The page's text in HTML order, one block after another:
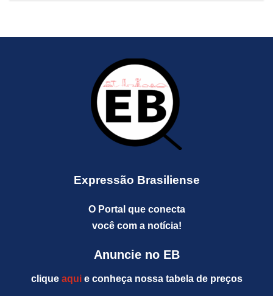
Expressão Brasiliense
O Portal que conecta
você com a notícia!
Anuncie no EB
clique aquie conheça nossa tabela de preços